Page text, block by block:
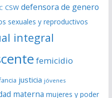
CSW defensora de genero
sexuales y reproductivos
integral
femicidio
justicia jóvenes
materna mujeres y poder